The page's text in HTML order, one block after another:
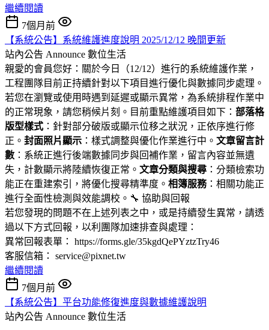
繼續閱讀
7個月前
【系統公告】系統維護進度說明 2025/12/12 晚間更新
站內公告 Announce 數位生活
親愛的會員您好：關於今日（12/12）進行的系統維護作業，
工程團隊目前正持續針對以下項目進行優化與數據同步處理。
若您在瀏覽或使用時遇到延遲或顯示異常，為系統排程作業中
的正常現象，請您稍候片刻。目前重點維護項目如下： 部落格
版型樣式 ：針對部分破版或顯示位移之狀況，正依序進行修
正。 封面照片顯示 ：樣式調整與優化作業進行中。 文章留言計
數 ：系統正進行後端數據同步與回補作業，留言內容並無遺
失，計數顯示將陸續恢復正常。 文章分類與搜尋 ：分類檢索功
能正在重建索引，將優化搜尋精準度。 相簿服務：相關功能正
進行全面性檢測與效能調校。🔧 協助與回報
若您發現的問題不在上述列表之中，或是持續發生異常，請透
過以下方式回報，以利團隊加速排查與處理：
異常回報表單： https://forms.gle/35kgdQePYztzTry46
客服信箱： service@pixnet.tw
繼續閱讀
7個月前
【系統公告】平台功能修復進度與數據維護說明
站內公告 Announce 數位生活